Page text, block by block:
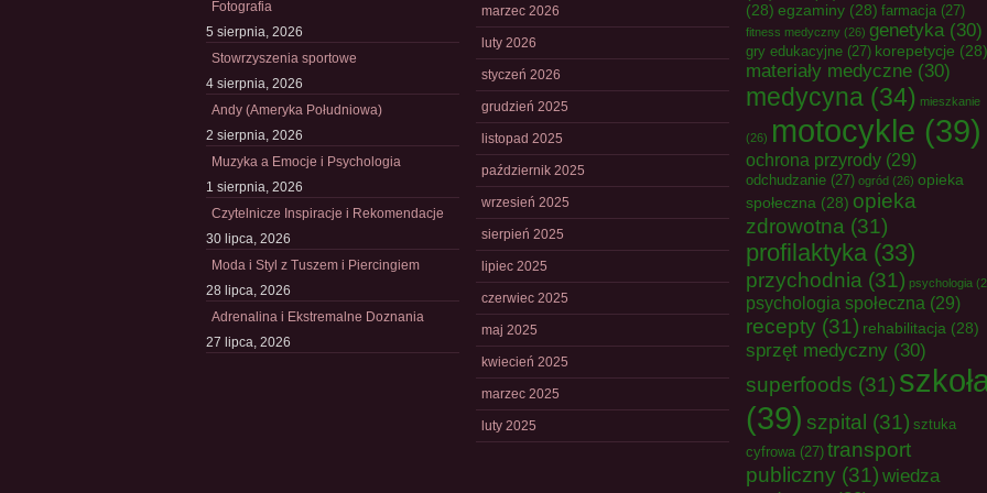
Fotografia
5 sierpnia, 2026
Stowrzyszenia sportowe
4 sierpnia, 2026
Andy (Ameryka Południowa)
2 sierpnia, 2026
Muzyka a Emocje i Psychologia
1 sierpnia, 2026
Czytelnicze Inspiracje i Rekomendacje
30 lipca, 2026
Moda i Styl z Tuszem i Piercingiem
28 lipca, 2026
Adrenalina i Ekstremalne Doznania
27 lipca, 2026
marzec 2026
luty 2026
styczeń 2026
grudzień 2025
listopad 2025
październik 2025
wrzesień 2025
sierpień 2025
lipiec 2025
czerwiec 2025
maj 2025
kwiecień 2025
marzec 2025
luty 2025
(28) egzaminy (28) farmacja (27)
fitness medyczny (26) genetyka(30)
gry edukacyjne (27) korepetycje (28)
materiały medyczne (30)
medycyna (34) mieszkanie
(26) motocykle (39)
ochrona przyrody (29)
odchudzanie (27) ogród (26) opieka
społeczna (28) opieka
zdrowotna (31)
profilaktyka (33)
przychodnia (31) psychologia
psychologia społeczna (29)
recepty (31) rehabilitacja (28)
sprzęt medyczny (30)
superfoods (31)
(39) szpital (31) sztuka
cyfrowa (27) transport
publiczny (31) wiedza